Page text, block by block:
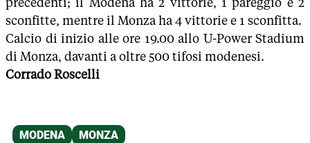
sconfitte, mentre il Monza ha 4 vittorie e 1 sconfitta.
Calcio di inizio alle ore 19.00 allo U-Power Stadium
di Monza, davanti a oltre 500 tifosi modenesi.
Corrado Roscelli